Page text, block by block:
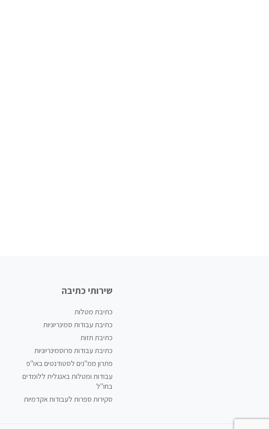
שירותי כתיבה
כתיבת מטלות
כתיבת עבודות סמינריוניות
כתיבת תזות
כתיבת עבודות פרוסמינריוניות
פתרון ממ"נים לסטודנטים באו"פ
עבודות ומטלות באנגלית ללומדים
בחו"ל
סקירות ספרות לעבודות אקדמיות